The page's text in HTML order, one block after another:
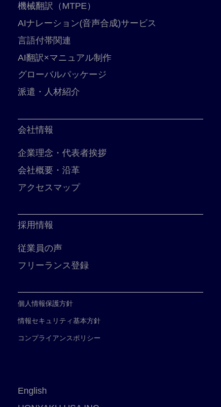
機械翻訳（MTPE）
AIナレーション(音声合成)サービス
言語付帯関連
AI翻訳×マニュアル制作
グローバルパッケージ
派遣・人材紹介
会社情報
企業理念・代表者挨拶
会社概要・沿革
アクセスマップ
採用情報
従業員の声
フリーランス登録
個人情報保護方針
情報セキュリティ基本方針
コンプライアンスポリシー
English